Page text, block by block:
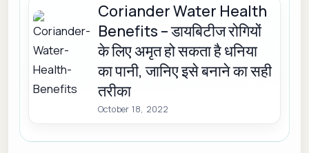
Coriander Water Health
Benefits – डायबिटीज रोगियों
के लिए अमृत हो सकता है धनिया
का पानी, जानिए इसे बनाने का सही
तरीका
October 18, 2022